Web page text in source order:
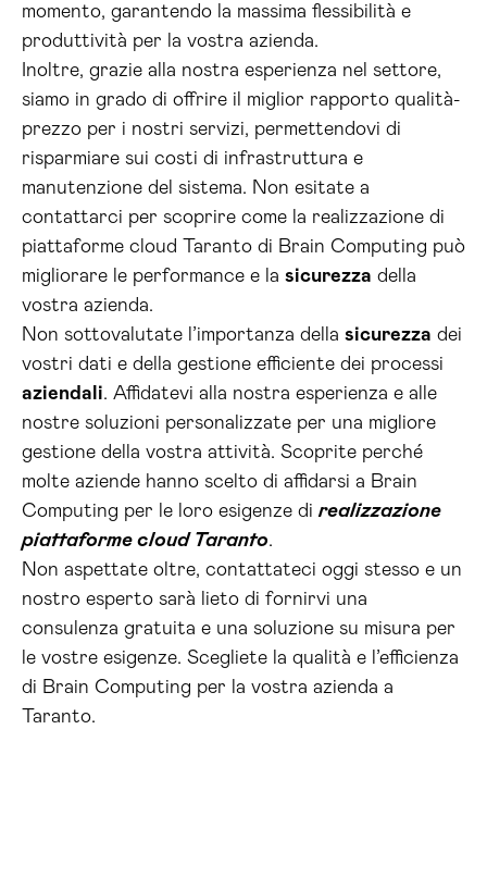
momento, garantendo la massima flessibilità e
produttività per la vostra azienda.
Inoltre, grazie alla nostra esperienza nel settore,
siamo in grado di offrire il miglior rapporto qualità-
prezzo per i nostri servizi, permettendovi di
risparmiare sui costi di infrastruttura e
manutenzione del sistema. Non esitate a
contattarci per scoprire come la realizzazione di
piattaforme cloud Taranto di Brain Computing può
migliorare le performance e la sicurezza della
vostra azienda.
Non sottovalutate l’importanza della sicurezza dei
vostri dati e della gestione efficiente dei processi
aziendali. Affidatevi alla nostra esperienza e alle
nostre soluzioni personalizzate per una migliore
gestione della vostra attività. Scoprite perché
molte aziende hanno scelto di affidarsi a Brain
Computing per le loro esigenze direalizzazione
piattaforme cloud Taranto.
Non aspettate oltre, contattateci oggi stesso e un
nostro esperto sarà lieto di fornirvi una
consulenza gratuita e una soluzione su misura per
le vostre esigenze. Scegliete la qualità e l’efficienza
di Brain Computing per la vostra azienda a
Taranto.